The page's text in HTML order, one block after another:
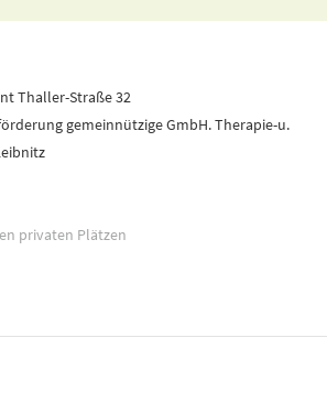
Thaller-Straße 32
gemeinnützige GmbH. Therapie-u.
privaten Plätzen